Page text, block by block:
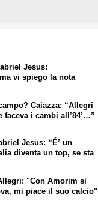
Jesus:
vi spiego la nota
Caiazza: “Allegri
faceva i cambi all’84’…”
Jesus: “É’ un
diventa un top, se sta
"Con Amorim si
mi piace il suo calcio"